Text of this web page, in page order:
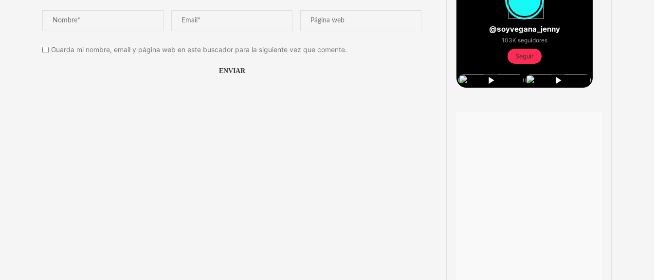
Guarda mi nombre, email y página web en este buscador para la siguiente vez que comente.
@soyvegana_jenny
103K seguidores
Seguir